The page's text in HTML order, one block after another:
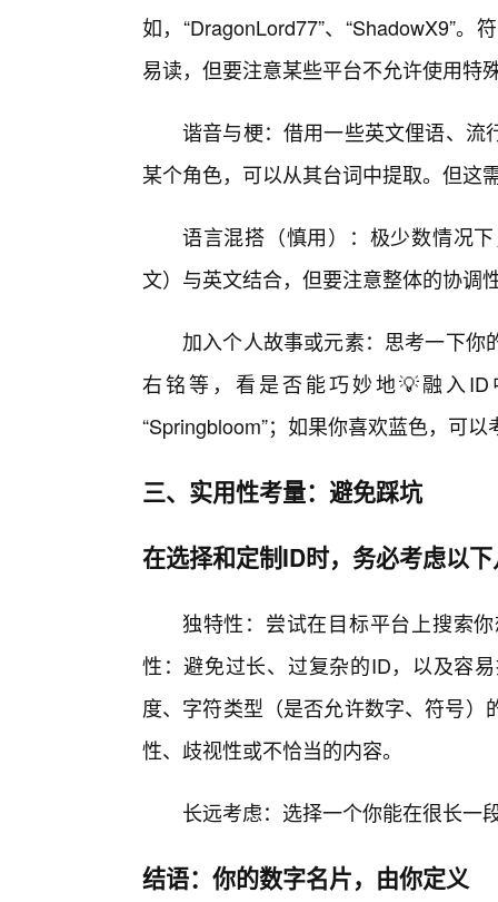
如，“DragonLord77”、“ShadowX9”。
易读，但要注意某些平台不允许使用特
谐音与梗：借用一些英文俚语、流
某个角色，可以从其台词中提取。但这
语言混搭（慎用）：极少数情况
文）与英文结合，但要注意整体的协调
加入个人故事或元素：思考一下
右铭等，看是否能巧妙地💡融入
“Springbloom”；如果你喜欢蓝色，可以
三、实用性考量：避免踩坑
在选择和定制ID时，务必考虑以
独特性：尝试在目标平台上搜索
性：避免过长、过复杂的ID，以及容
度、字符类型（是否允许数字、符号
性、歧视性或不恰当的内容。
长远考虑：选择一个你能在很长一
结语：你的数字名片，由你定义